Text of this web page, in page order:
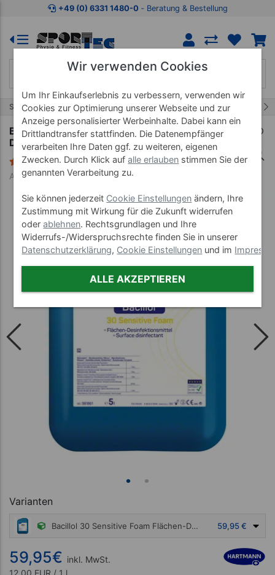
Zum Kaufbereich springen Zur Produktbeschreibung
+49 (0) 6331 1480-0 ‐ Beratung & Bestellung
Start Therapiebedarf Präparate 153/457
Bacillol 30 Sensitive Foam Flächen-
Desinfektionsmittel, 5 l
1 Bewertung
Art-Nr. 24135
Varianten
Bacillol 30 Sensitive Foam Flächen-Desinfektionsmittel, 5 l 59,95 €
59,95€ inkl. MwSt.
12.00 EUR / 1 l
Wir verwenden Cookies
Um Ihr Einkaufserlebnis zu verbessern, verwenden wir
Cookies zur Optimierung unserer Webseite und zur
Anzeige personalisierter Werbeinhalte. Dabei kann ein
Drittlandtransfer stattfinden. Die Datenempfänger
verarbeiten Ihre Daten ggf. zu weiteren, eigenen
Zwecken. Durch Klick aufalle erlauben stimmen Sie der
genannten Verarbeitung zu.
Sie können jederzeit Cookie Einstellungen ändern, Ihre
Zustimmung mit Wirkung für die Zukunft widerrufen
oderablehnen. Rechtsgrundlagen und Ihre
Widerrufs-/Widerspruchsrechte finden Sie in unserer
Datenschutzerklärung, Cookie Einstellungen und im
ALLE AKZEPTIEREN